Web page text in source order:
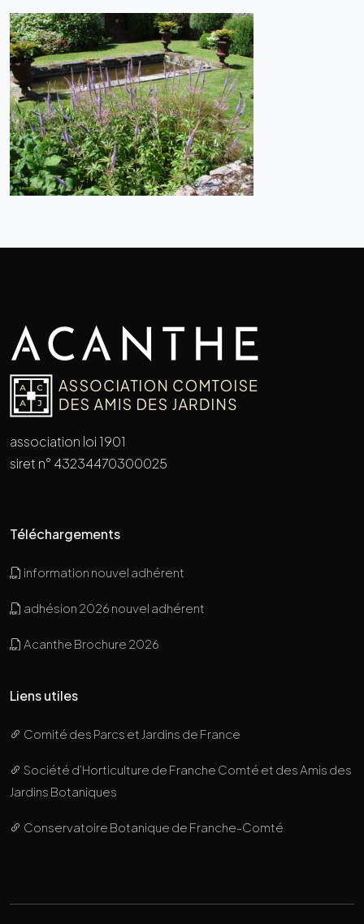
association loi 1901
siret n° 43234470300025
Téléchargements
information nouvel adhérent
adhésion 2026 nouvel adhérent
Acanthe Brochure 2026
Liens utiles
Comité des Parcs et Jardins de France
Société d’Horticulture de Franche Comté et des Amis des
Jardins Botaniques
Conservatoire Botanique de Franche-Comté